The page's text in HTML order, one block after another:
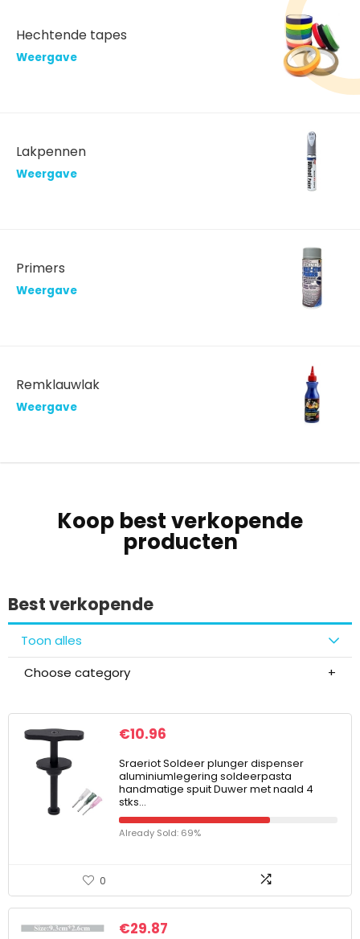
Hechtende tapes
Weergave
Lakpennen
Weergave
Primers
Weergave
Remklauwlak
Weergave
Koop best verkopende
producten
Best verkopende
Toon alles
Choose category
€10.96
Sraeriot Soldeer plunger dispenser
aluminiumlegering soldeerpasta
handmatige spuit Duwer met naald 4
stks…
Already Sold: 69%
0
€29.87